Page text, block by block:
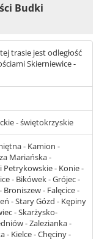
Budki
trasie jest odległość
Skierniewice -
- świętokrzyskie
- Kamion -
Mariańska -
Petrykowskie - Konie -
- Bikówek - Grójec -
Broniszew - Falęcice -
- Stary Gózd - Kępiny
- Skarżysko-
- Zalezianka -
- Kielce - Chęciny -